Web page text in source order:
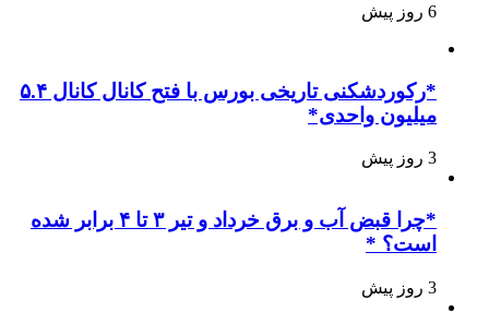
6 روز پیش
*رکوردشکنی تاریخی بورس با فتح کانال کانال ۵.۴
میلیون واحدی*
3 روز پیش
*چرا قبض آب و برق خرداد و تیر ۳ تا ۴ برابر شده
است؟ *
3 روز پیش